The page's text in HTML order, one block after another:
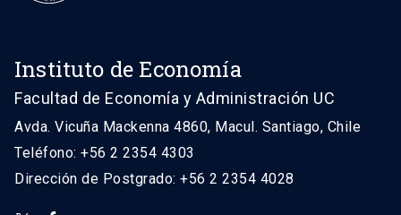
Instituto de Economía
Facultad de Economía y Administración UC
Avda. Vicuña Mackenna 4860, Macul. Santiago, Chile
Teléfono: +56 2 2354 4303
Dirección de Postgrado: +56 2 2354 4028